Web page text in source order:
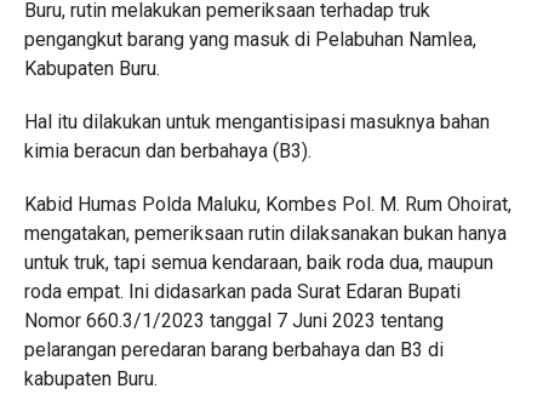
Buru, rutin melakukan pemeriksaan terhadap truk
pengangkut barang yang masuk di Pelabuhan Namlea,
Kabupaten Buru.
Hal itu dilakukan untuk mengantisipasi masuknya bahan
kimia beracun dan berbahaya (B3).
Kabid Humas Polda Maluku, Kombes Pol. M. Rum Ohoirat,
mengatakan, pemeriksaan rutin dilaksanakan bukan hanya
untuk truk, tapi semua kendaraan, baik roda dua, maupun
roda empat. Ini didasarkan pada Surat Edaran Bupati
Nomor 660.3/1/2023 tanggal 7 Juni 2023 tentang
pelarangan peredaran barang berbahaya dan B3 di
kabupaten Buru.